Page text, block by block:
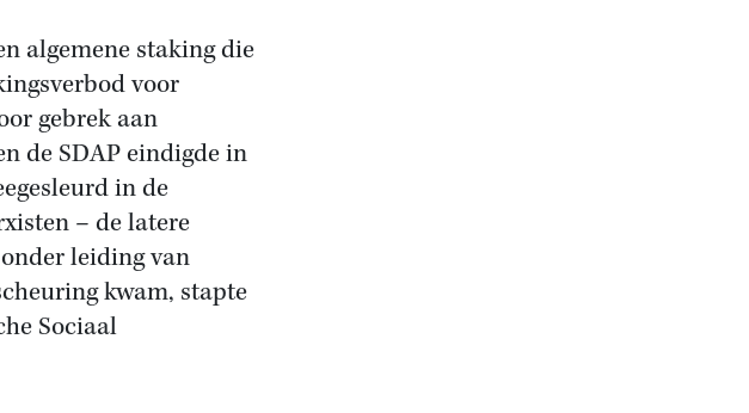
algemene staking die
voor
gebrek aan
de SDAP eindigde in
in de
– de latere
leiding van
kwam, stapte
Sociaal